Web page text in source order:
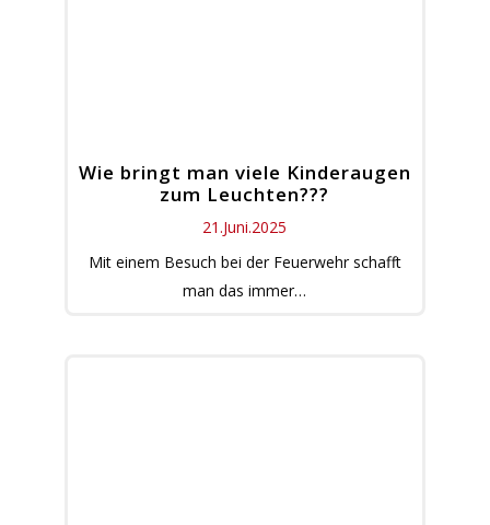
Wie bringt man viele Kinderaugen
zum Leuchten???
21.Juni.2025
Mit einem Besuch bei der Feuerwehr schafft
man das immer…